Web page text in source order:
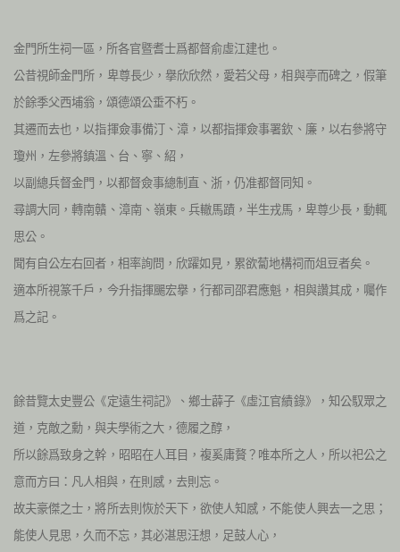
金門所生祠一區，所各官暨耆士爲都督俞虛江建也。
公昔視師金門所，卑尊長少，擧欣欣然，愛若父母，相與亭而碑之，假筆
於餘季父西埔翁，頌德頌公垂不朽。
其遷而去也，以指揮僉事備汀、漳，以都指揮僉事署欽、廉，以右參將守
瓊州，左參將鎮溫、台、寧、紹，
以副總兵督金門，以都督僉事總制直、浙，仍准都督同知。
尋調大同，轉南贛、漳南、嶺東。兵轍馬蹟，半生戎馬，卑尊少長，動輒
思公。
聞有自公左右回者，相率詢問，欣躍如見，累欲蔔地構祠而俎豆者矣。
適本所視篆千戶，今升指揮颺宏擧，行都司邵君應魁，相與讚其成，囑作
爲之記。
餘昔覽太史豐公《定遠生祠記》、鄉士薜子《虛江官績錄》，知公馭眾之
道，克敵之勳，與夫學術之大，德履之醇，
所以餘爲致身之幹，昭昭在人耳目，複奚庸贅？唯本所之人，所以祀公之
意而方曰：凡人相與，在則感，去則忘。
故夫豪傑之士，將所去則恢於天下，欲使人知感，不能使人興去一之思；
能使人見思，久而不忘，其必湛思汪想，足鼓人心，